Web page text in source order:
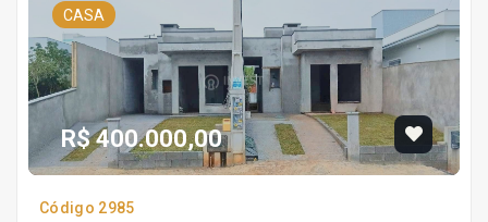
CASA
R$ 400.000,00
Código 2985